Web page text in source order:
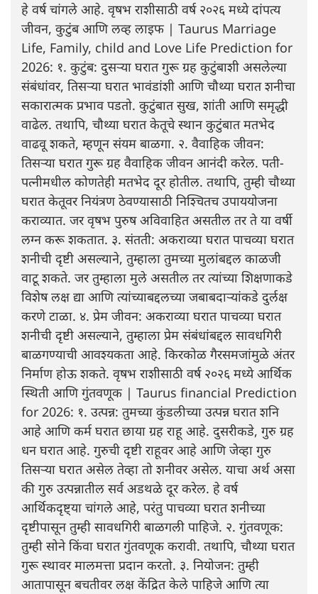
हे वर्ष चांगले आहे. वृषभ राशीसाठी वर्ष २०२६ मध्ये दांपत्य
जीवन, कुटुंब आणि लव्ह लाइफ | Taurus Marriage
Life, Family, child and Love Life Prediction for
2026: १. कुटुंब: दुसऱ्या घरात गुरू ग्रह कुटुंबाशी असलेल्या
संबंधांवर, तिसऱ्या घरात भावंडांशी आणि चौथ्या घरात शनीचा
सकारात्मक प्रभाव पडतो. कुटुंबात सुख, शांती आणि समृद्धी
वाढेल. तथापि, चौथ्या घरात केतूचे स्थान कुटुंबात मतभेद
वाढवू शकते, म्हणून संयम बाळगा. २. वैवाहिक जीवन:
तिसऱ्या घरात गुरू ग्रह वैवाहिक जीवन आनंदी करेल. पती-
पत्नीमधील कोणतेही मतभेद दूर होतील. तथापि, तुम्ही चौथ्या
घरात केतूवर नियंत्रण ठेवण्यासाठी निश्चितच उपाययोजना
कराव्यात. जर वृषभ पुरुष अविवाहित असतील तर ते या वर्षी
लग्न करू शकतात. ३. संतती: अकराव्या घरात पाचव्या घरात
शनीची दृष्टी असल्याने, तुम्हाला तुमच्या मुलांबद्दल काळजी
वाटू शकते. जर तुम्हाला मुले असतील तर त्यांच्या शिक्षणाकडे
विशेष लक्ष द्या आणि त्यांच्याबद्दलच्या जबाबदाऱ्यांकडे दुर्लक्ष
करणे टाळा. ४. प्रेम जीवन: अकराव्या घरात पाचव्या घरात
शनीची दृष्टी असल्याने, तुम्हाला प्रेम संबंधांबद्दल सावधगिरी
बाळगण्याची आवश्यकता आहे. किरकोळ गैरसमजांमुळे अंतर
निर्माण होऊ शकते. वृषभ राशीसाठी वर्ष २०२६ मध्ये आर्थिक
स्थिती आणि गुंतवणूक | Taurus financial Prediction
for 2026: १. उत्पन्न: तुमच्या कुंडलीच्या उत्पन्न घरात शनि
आहे आणि कर्म घरात छाया ग्रह राहू आहे. दुसरीकडे, गुरु ग्रह
धन घरात आहे. गुरुची दृष्टी राहूवर आहे आणि जेव्हा गुरु
तिसऱ्या घरात असेल तेव्हा तो शनीवर असेल. याचा अर्थ असा
की गुरु उत्पन्नातील सर्व अडथळे दूर करेल. हे वर्ष
आर्थिकदृष्ट्या चांगले आहे, परंतु पाचव्या घरात शनीच्या
दृष्टीपासून तुम्ही सावधगिरी बाळगली पाहिजे. २. गुंतवणूक:
तुम्ही सोने किंवा घरात गुंतवणूक करावी. तथापि, चौथ्या घरात
गुरू स्थावर मालमत्ता प्रदान करतो. ३. नियोजन: तुम्ही
आतापासून बचतीवर लक्ष केंद्रित केले पाहिजे आणि त्या